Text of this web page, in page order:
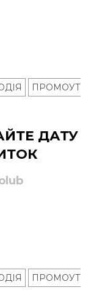
ПРОМОУТ
ДАТУ
ПРОМОУТ